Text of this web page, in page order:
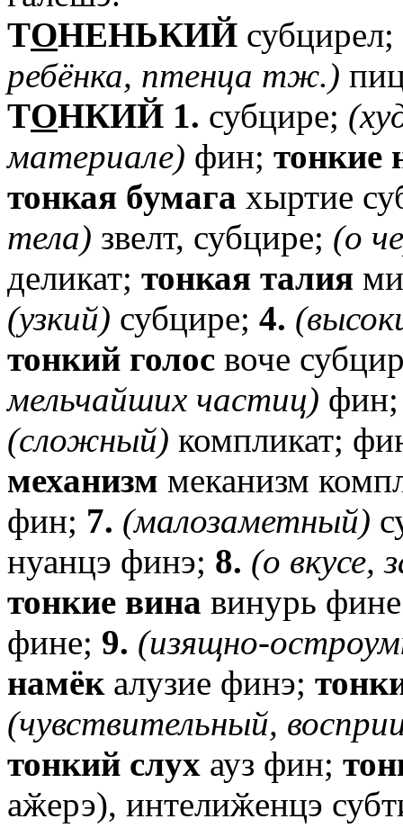
TОНЕНЬКИЙ субцирел;
ребёнка, птенца тж.)
TОНКИЙ 1. субцире;
материале) фин; тонкие
тонкая бумага хыртие
тела) звелт, субцире; (о
деликат; тонкая талия
(узкий) субцире; 4.
тонкий голос воче
мельчайших частиц)
(сложный) компликат;
механизм меканизм
фин; 7. (малозаметный)
нуанцэ финэ; 8. (о вкусе,
тонкие вина винурь
фине; 9. (изящно-
намёк алузие финэ;
(чувствительный,
тонкий слух ауз фин;
аӂерэ), интелиӂенцэ